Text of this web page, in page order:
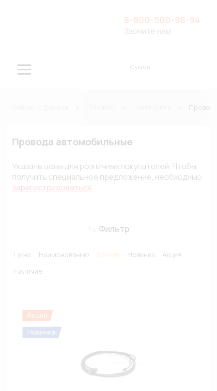
8-800-500-96-94
Звоните нам
Сумма
Провода автомобильные
Указаны цены для розничных покупателей. Чтобы
получить специальное предложение, необходимо
зарегистрироваться
Фильтр
Цене Наименованию Бренду Новинка
Акция
Наличие